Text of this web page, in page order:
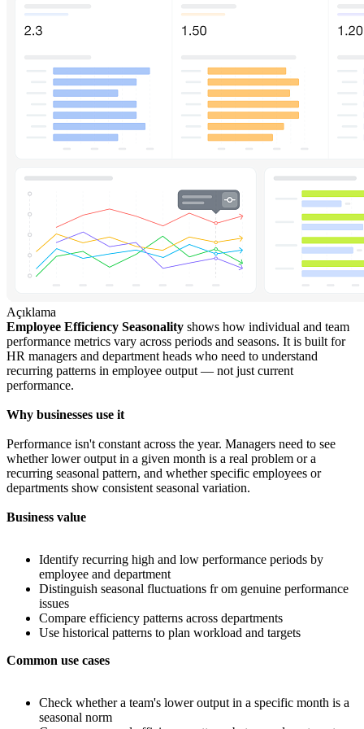
Açıklama
Employee Efficiency Seasonality shows how individual and team
performance metrics vary across periods and seasons. It is built for
HR managers and department heads who need to understand
recurring patterns in employee output — not just current
performance.
Why businesses use it
Performance isn't constant across the year. Managers need to see
whether lower output in a given month is a real problem or a
recurring seasonal pattern, and whether specific employees or
departments show consistent seasonal variation.
Business value
Identify recurring high and low performance periods by
employee and department
Distinguish seasonal fluctuations fr om genuine performance
issues
Compare efficiency patterns across departments
Use historical patterns to plan workload and targets
Common use cases
Check whether a team's lower output in a specific month is a
seasonal norm